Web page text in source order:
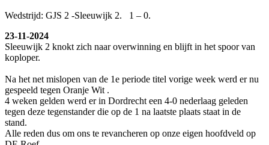
Wedstrijd: GJS 2 -Sleeuwijk 2. 1 – 0.
23-11-2024
Sleeuwijk 2 knokt zich naar overwinning en blijft in het spoor van
koploper.
Na het net mislopen van de 1e periode titel vorige week werd er nu
gespeeld tegen Oranje Wit .
4 weken gelden werd er in Dordrecht een 4-0 nederlaag geleden
tegen deze tegenstander die op de 1 na laatste plaats staat in de
stand.
Alle reden dus om ons te revancheren op onze eigen hoofdveld op